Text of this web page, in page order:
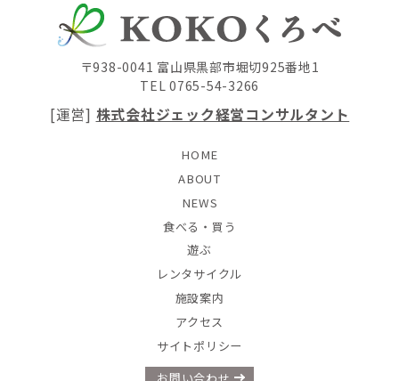
〒938-0041 富山県黒部市堀切925番地1
TEL 0765-54-3266
[運営] 株式会社ジェック経営コンサルタント
HOME
ABOUT
NEWS
食べる・買う
遊ぶ
レンタサイクル
施設案内
アクセス
サイトポリシー